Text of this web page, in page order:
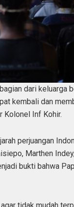
dari keluarga
kembali dan
Kolonel Inf Kohir.
perjuangan
Marthen
bukti bahwa